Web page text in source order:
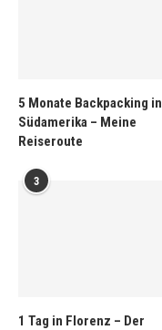
5 Monate Backpacking in
Südamerika – Meine
Reiseroute
3
1 Tag in Florenz – Der